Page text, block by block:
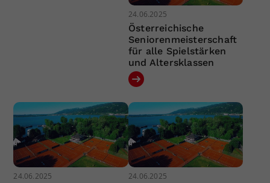
24.06.2025
Österreichische
Seniorenmeisterschaft
für alle Spielstärken
und Altersklassen
24.06.2025 24.06.2025